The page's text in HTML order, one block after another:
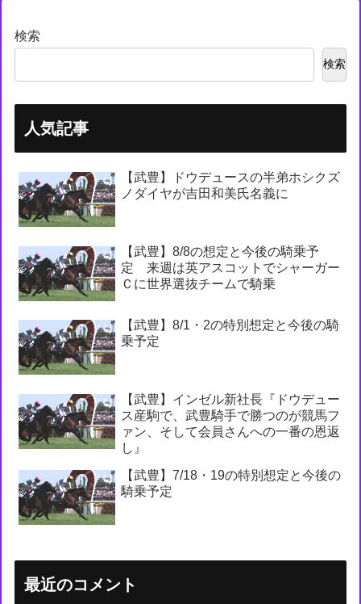
検索
検索
人気記事
【武豊】ドウデュースの半弟ホシクズ
ノダイヤが吉田和美氏名義に
【武豊】8/8の想定と今後の騎乗予
定 来週は英アスコットでシャーガー
Ｃに世界選抜チームで騎乗
【武豊】8/1・2の特別想定と今後の騎
乗予定
【武豊】インゼル新社長『ドウデュー
ス産駒で、武豊騎手で勝つのが競馬フ
ァン、そして会員さんへの一番の恩返
し』
【武豊】7/18・19の特別想定と今後の
騎乗予定
最近のコメント